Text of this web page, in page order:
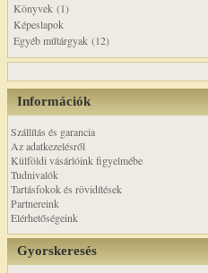
Könyvek (1)
Képeslapok
Egyéb műtárgyak (12)
Információk
Szállítás és garancia
Az adatkezelésről
Külföldi vásárlóink figyelmébe
Tudnivalók
Tartásfokok és rövidítések
Partnereink
Elérhetőségeink
Gyorskeresés